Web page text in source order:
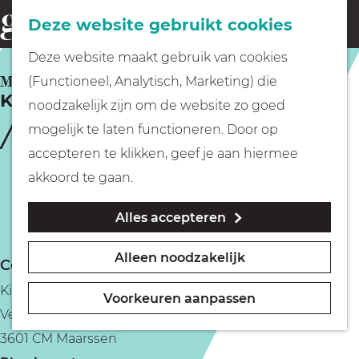
Deze website gebruikt cookies
Deze website maakt gebruik van cookies
(Functioneel, Analytisch, Marketing) die
noodzakelijk zijn om de website zo goed
mogelijk te laten functioneren. Door op
accepteren te klikken, geef je aan hiermee
akkoord te gaan.
Alles accepteren
Alleen noodzakelijk
Voorkeuren aanpassen
G
a
n
a
o
m
e
p
Fietsen
Wandelen
Geocachen
Naar het museum
o
e
k
e
n
Kinderboerderij de Vechtse Hoeve
MAARSSEN
Contact
Kinderboerderij de Vechtse Hoeve
Vechtensteinlaan
3601 CM Maarssen